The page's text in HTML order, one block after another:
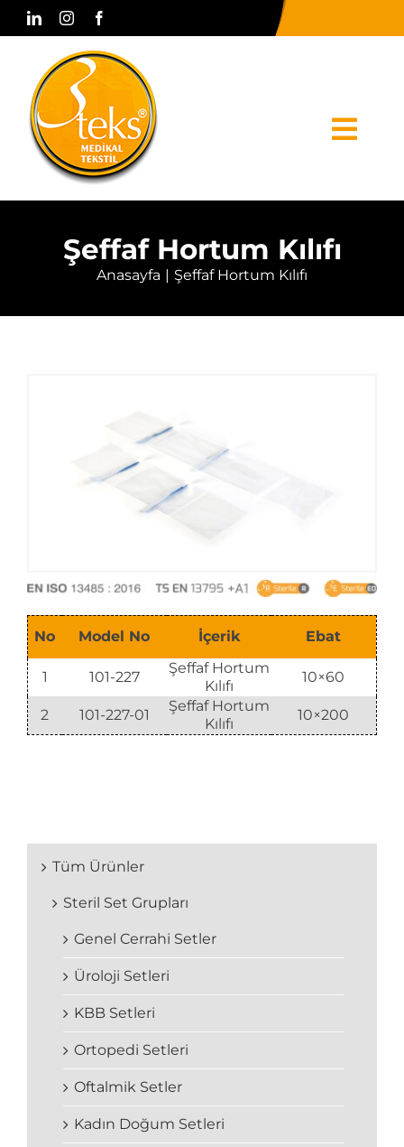
Skip
Kurumsal
Şeffaf Hortum Kılıfı
Anasayfa Şeffaf Hortum Kılıfı
No Model No İçerik Ebat
1 101-227
Şeffaf Hortum
Kılıfı
10×60
2 101-227-01
Şeffaf Hortum
Kılıfı
10×200
Tüm Ürünler
Steril Set Grupları
Genel Cerrahi Setler
Üroloji Setleri
KBB Setleri
Ortopedi Setleri
Oftalmik Setler
Kadın Doğum Setleri